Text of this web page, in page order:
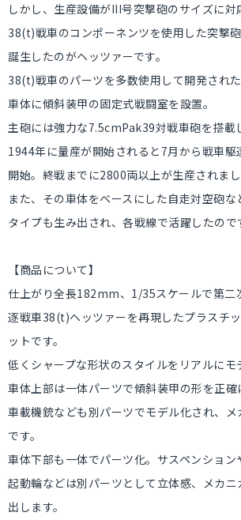
しかし、生産設備がIII号突撃砲のサイズに対
38(t)戦車のコンポーネンツを使用した突撃砲
誕生したのがヘッツァーです。
38(t)戦車のパーツを多数使用して開発され
車体に傾斜装甲の固定式戦闘室を設置。
主砲には強力な7.5cmPak39対戦車砲を搭載
1944年に量産が開始されると7月から戦車駆
開始。終戦までに2800両以上が生産されまし
また、その車体をベースにした自走対空砲
タイプも生み出され、各戦線で活躍したので
【商品について】
仕上がり全長182mm、1/35スケールで第二
逐戦車38(t)ヘッツァーを再現したプラスチ
ットです。
低くシャープな形状のスタイルをリアルにモ
車体上部は一体パーツで傾斜装甲の形を正
車載機銃なども別パーツでモデル化され、メ
です。
車体下部も一体でパーツ化。サスペンション
起動輪などは別パーツとして立体感、メカ
出します。